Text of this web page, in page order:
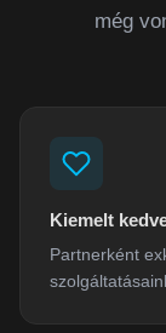
még
Kiemelt
Partnerként